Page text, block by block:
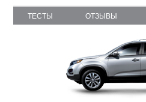
ТЕСТЫ ОТЗЫВЫ